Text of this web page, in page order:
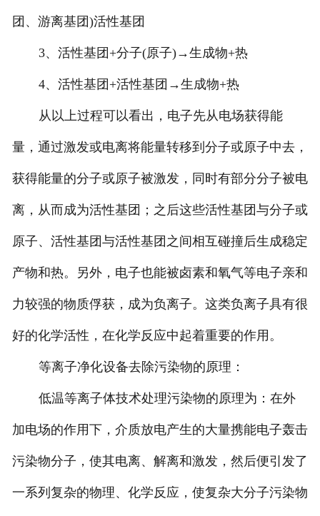
团、游离基团)活性基团
3、活性基团+分子(原子)→生成物+热
4、活性基团+活性基团→生成物+热
从以上过程可以看出，电子先从电场获得能
量，通过激发或电离将能量转移到分子或原子中去，
获得能量的分子或原子被激发，同时有部分分子被电
离，从而成为活性基团；之后这些活性基团与分子或
原子、活性基团与活性基团之间相互碰撞后生成稳定
产物和热。另外，电子也能被卤素和氧气等电子亲和
力较强的物质俘获，成为负离子。这类负离子具有很
好的化学活性，在化学反应中起着重要的作用。
等离子净化设备去除污染物的原理：
低温等离子体技术处理污染物的原理为：在外
加电场的作用下，介质放电产生的大量携能电子轰击
污染物分子，使其电离、解离和激发，然后便引发了
一系列复杂的物理、化学反应，使复杂大分子污染物